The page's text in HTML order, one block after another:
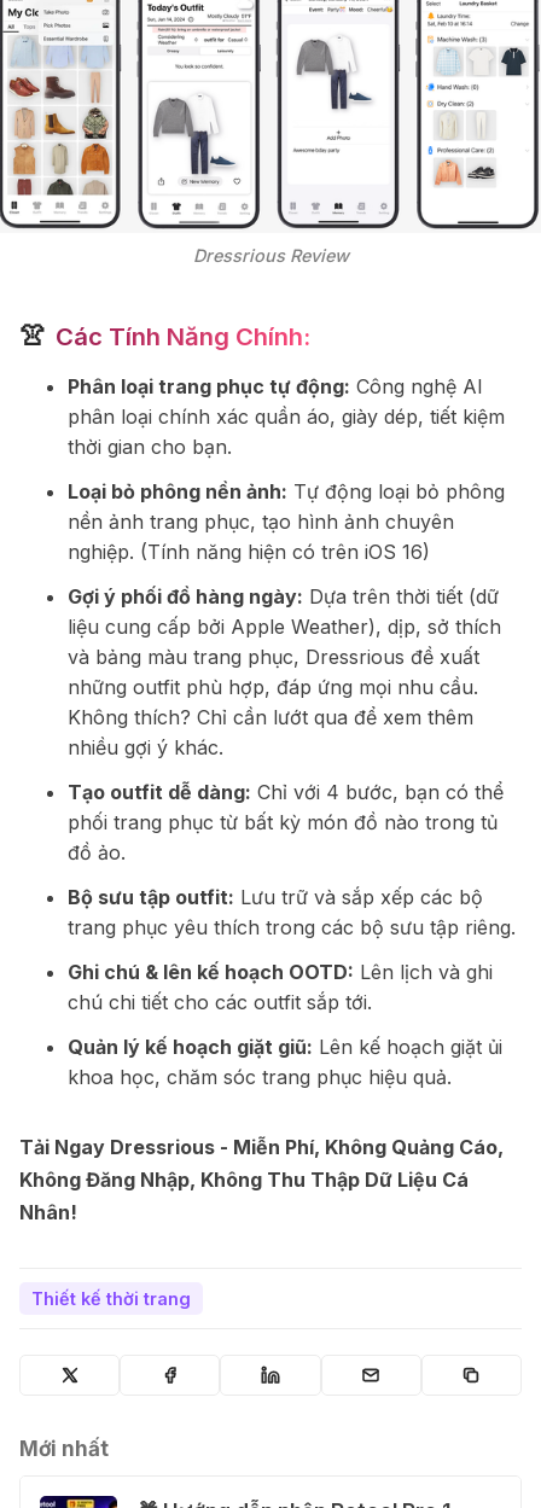
Dressrious Review
👚 Các Tính Năng Chính:
Phân loại trang phục tự động: Công nghệ AI
phân loại chính xác quần áo, giày dép, tiết kiệm
thời gian cho bạn.
Loại bỏ phông nền ảnh: Tự động loại bỏ phông
nền ảnh trang phục, tạo hình ảnh chuyên
nghiệp. (Tính năng hiện có trên iOS 16)
Gợi ý phối đồ hàng ngày: Dựa trên thời tiết (dữ
liệu cung cấp bởi Apple Weather), dịp, sở thích
và bảng màu trang phục, Dressrious đề xuất
những outfit phù hợp, đáp ứng mọi nhu cầu.
Không thích? Chỉ cần lướt qua để xem thêm
nhiều gợi ý khác.
Tạo outfit dễ dàng: Chỉ với 4 bước, bạn có thể
phối trang phục từ bất kỳ món đồ nào trong tủ
đồ ảo.
Bộ sưu tập outfit: Lưu trữ và sắp xếp các bộ
trang phục yêu thích trong các bộ sưu tập riêng.
Ghi chú & lên kế hoạch OOTD: Lên lịch và ghi
chú chi tiết cho các outfit sắp tới.
Quản lý kế hoạch giặt giũ: Lên kế hoạch giặt ủi
khoa học, chăm sóc trang phục hiệu quả.
Tải Ngay Dressrious - Miễn Phí, Không Quảng Cáo,
Không Đăng Nhập, Không Thu Thập Dữ Liệu Cá
Nhân!
Thiết kế thời trang
Mới nhất